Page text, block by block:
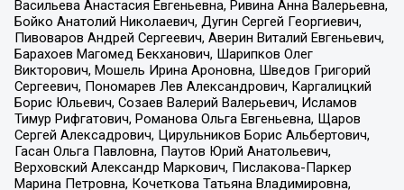
Васильева Анастасия Евгеньевна, Ривина Анна Валерьевна,
Бойко Анатолий Николаевич, Дугин Сергей Георгиевич,
Пивоваров Андрей Сергеевич, Аверин Виталий Евгеньевич,
Барахоев Магомед Бекханович, Шарипков Олег
Викторович, Мошель Ирина Ароновна, Шведов Григорий
Сергеевич, Пономарев Лев Александрович, Каргалицкий
Борис Юльевич, Созаев Валерий Валерьевич, Исламов
Тимур Рифгатович, Романова Ольга Евгеньевна, Щаров
Сергей Алексадрович, Цирульников Борис Альбертович,
Гасан Ольга Павловна, Паутов Юрий Анатольевич,
Верховский Александр Маркович, Пислакова-Паркер
Марина Петровна, Кочеткова Татьяна Владимировна,